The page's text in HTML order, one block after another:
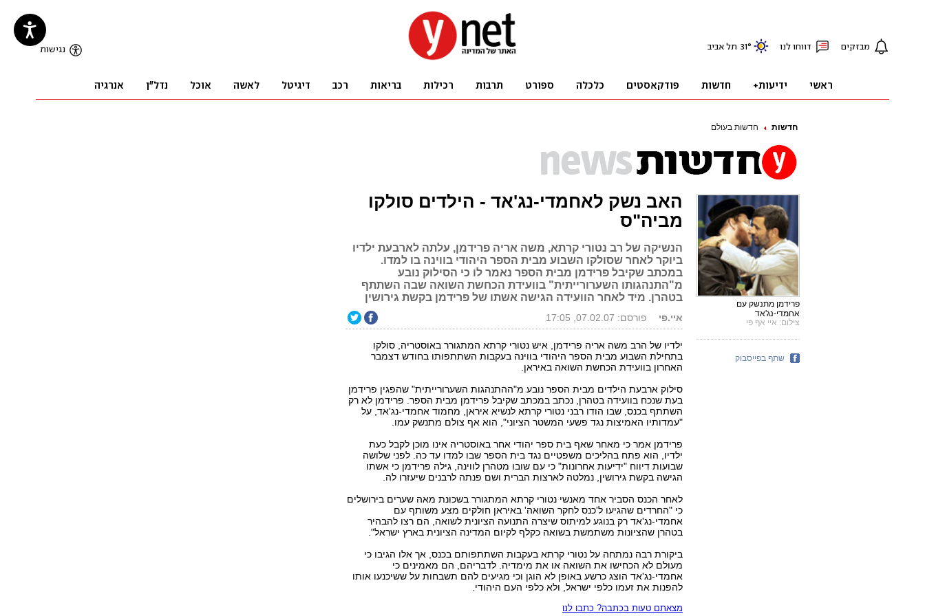
חדשות חדשות בעולם
האב נשק לאחמדי-נג'אד - הילדים סולקו
מביה"ס
הנשיקה של רב נטורי קרתא, משה אריה פרידמן, עלתה לארבעת ילדיו
ביוקר לאחר שסולקו השבוע מבית הספר היהודי בווינה בו למדו.
במכתב שקיבל פרידמן מבית הספר נאמר לו כי הסילוק נובע
מ"התנהגותו השערורייתית" בוועידת הכחשת השואה שבה השתתף
בטהרן. מיד לאחר הוועידה הגישה אשתו של פרידמן בקשת גירושין
איי.פי פורסם: 07.02.07, 17:05
ילדיו של הרב משה אריה פרידמן, איש נטורי קרתא המתגורר באוסטריה, סולקו
בתחילת השבוע מבית הספר היהודי בווינה בעקבות השתתפותו בחודש דצמבר
האחרון בוועידת הכחשת השואה באיראן.
סילוק ארבעת הילדים מבית הספר נובע מ"ההתנהגות השערורייתית" שהפגין פרידמן
בעת שנכח בוועידה בטהרן, נכתב במכתב שקיבל פרידמן מבית הספר. פרידמן לא רק
השתתף בכנס, שבו הודו רבני נטורי קרתא לנשיא איראן, מחמוד אחמדי-נג'אד, על
"עמדותיו האמיצות נגד פשעי המשטר הציוני", הוא אף צולם מתנשק עמו.
פרידמן אמר כי מאחר שאף בית ספר יהודי אחר באוסטריה אינו מוכן לקבל כעת
ילדיו, הוא פתח בהליכים משפטיים נגד בית הספר שבו למדו עד כה. לפני שלושה
שבועות דיווח "ידיעות אחרונות" כי עם שובו מטהרן לווינה, גילה פרידמן כי אשתו
הגישה בקשת גירושין, נמלטה לארצות הברית ושם פנתה לרבנים שיעזרו לה.
לאחר הכנס הסביר אחד מאנשי נטורי קרתא המתגורר בשכונת מאה שערים בירושלים
כי "החרדים שהגיעו ל'כנס לחקר השואה' באיראן חולקים מצע משותף עם
אחמדי-נג'אד רק בנוגע למיתוס שיצרה התנועה הציונית לשואה, הם רצו להבהיר
בטהרן שהציונות משתמשת בשואה כקלף לקיום המדינה הציונית בארץ ישראל".
ביקורת רבה נמתחה על נטורי קרתא בעקבות השתתפותם בכנס, אך אלו הגיבו כי
מעולם לא הכחישו את השואה או את מימדיה. לדבריהם, הם מאמינים כי
אחמדי-נג'אד הוצג כרשע באופן לא הוגן וכי מגיעים להם תשבחות על ששיכנעו אותו
להפנות את זעמו כלפי ישראל, ולא כלפי העם היהודי.
מצאתם טעות בכתבה? כתבו לנו
פרידמן מתנשק עם
אחמדי-נג'אד
צילום: איי אף פי
שתף בפייסבוק